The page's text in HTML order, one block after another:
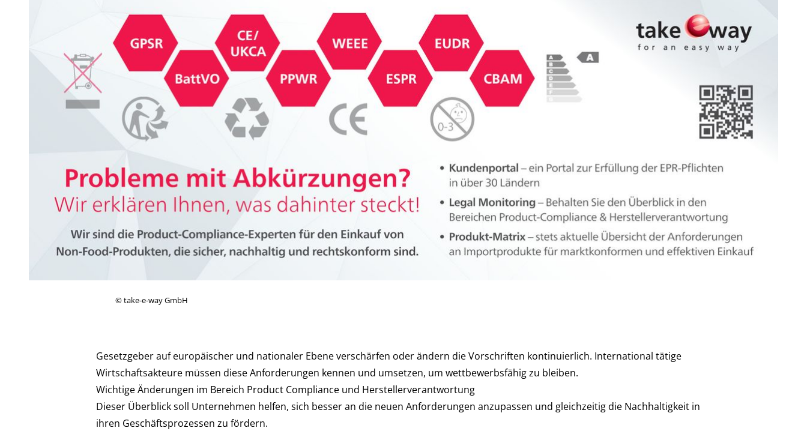
©take-e-way GmbH
Gesetzgeber auf europäischer und nationaler Ebene verschärfen oder ändern die Vorschriften kontinuierlich. International tätige
Wirtschaftsakteure müssen diese Anforderungen kennen und umsetzen, um wettbewerbsfähig zu bleiben.
Wichtige Änderungen im Bereich Product Compliance und Herstellerverantwortung
Dieser Überblick soll Unternehmen helfen, sich besser an die neuen Anforderungen anzupassen und gleichzeitig die Nachhaltigkeit in
ihren Geschäftsprozessen zu fördern.